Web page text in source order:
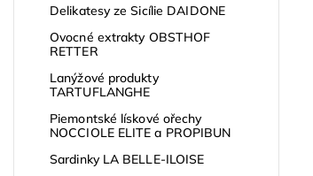
Delikatesy ze Sicílie DAIDONE
Ovocné extrakty OBSTHOF
RETTER
Lanýžové produkty
TARTUFLANGHE
Piemontské lískové ořechy
NOCCIOLE ELITE a PROPIBUN
Sardinky LA BELLE-ILOISE